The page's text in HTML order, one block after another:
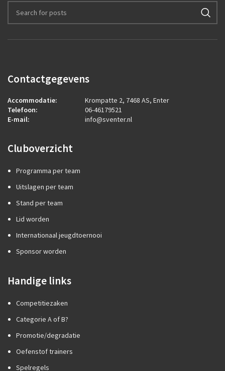
Contactgegevens
Accommodatie:
Krompatte 2, 7468 AS, Enter
Telefoon:
06-46179521
E-mail:
info@sventer.nl
Cluboverzicht
Programma per team
Uitslagen per team
Stand per team
Lid worden
Internationaal jeugdtoernooi
Sponsor worden
Handige links
Competitiezaken
Categorie A of B?
Promotie/degradatie
Oefenstof trainers
Spelregels